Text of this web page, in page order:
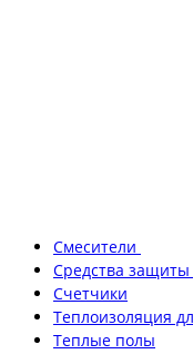
Смесители
Средства защиты
Счетчики
Теплоизоляция
Теплые полы